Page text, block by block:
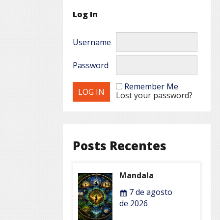
Log In
Username
Password
Remember Me
Lost your password?
Posts Recentes
Mandala
7 de agosto
de 2026